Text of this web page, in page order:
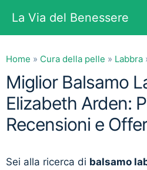
contenuto
La Via del Benessere
Home » Cura della pelle » Labbra
Miglior Balsamo
Elizabeth Arden:
Recensioni e
Sei alla ricerca di balsamo